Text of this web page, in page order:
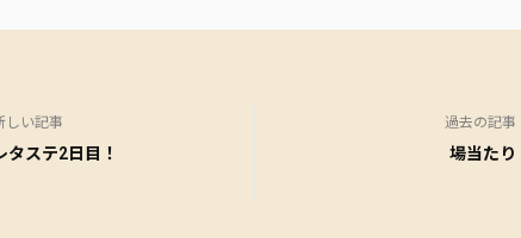
しい記事
タステ2日目！
過去の記事
場当たり